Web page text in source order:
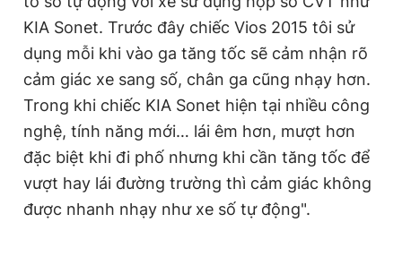
KIA Sonet. Trước đây chiếc Vios 2015 tôi sử
dụng mỗi khi vào ga tăng tốc sẽ cảm nhận rõ
cảm giác xe sang số, chân ga cũng nhạy hơn.
Trong khi chiếc KIA Sonet hiện tại nhiều công
nghệ, tính năng mới… lái êm hơn, mượt hơn
đặc biệt khi đi phố nhưng khi cần tăng tốc để
vượt hay lái đường trường thì cảm giác không
được nhanh nhạy như xe số tự động".